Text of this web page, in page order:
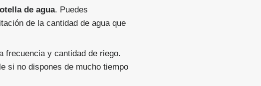
de agua. Puedes
de la cantidad de agua que
frecuencia y cantidad de riego.
si no dispones de mucho tiempo